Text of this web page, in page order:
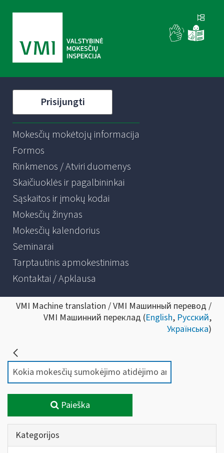
Prisijungti
Mokesčių mokėtojų informacija
Formos
Rinkmenos / Atviri duomenys
Skaičiuoklės ir pagalbininkai
Sąskaitos ir įmokų kodai
Mokesčių žinynas
Mokesčių kalendorius
Seminarai
Tarptautinis apmokestinimas
Kontaktai / Apklausa
VMI Machine translation / VMI Машинный перевод /
VMI Машинний переклад (English, Русский,
Українська)
Paieška
Kategorijos